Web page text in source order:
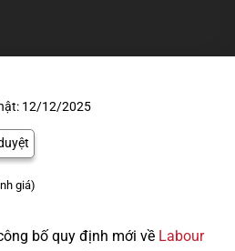
12/12/2025
giá)
bố quy định mới về Labour